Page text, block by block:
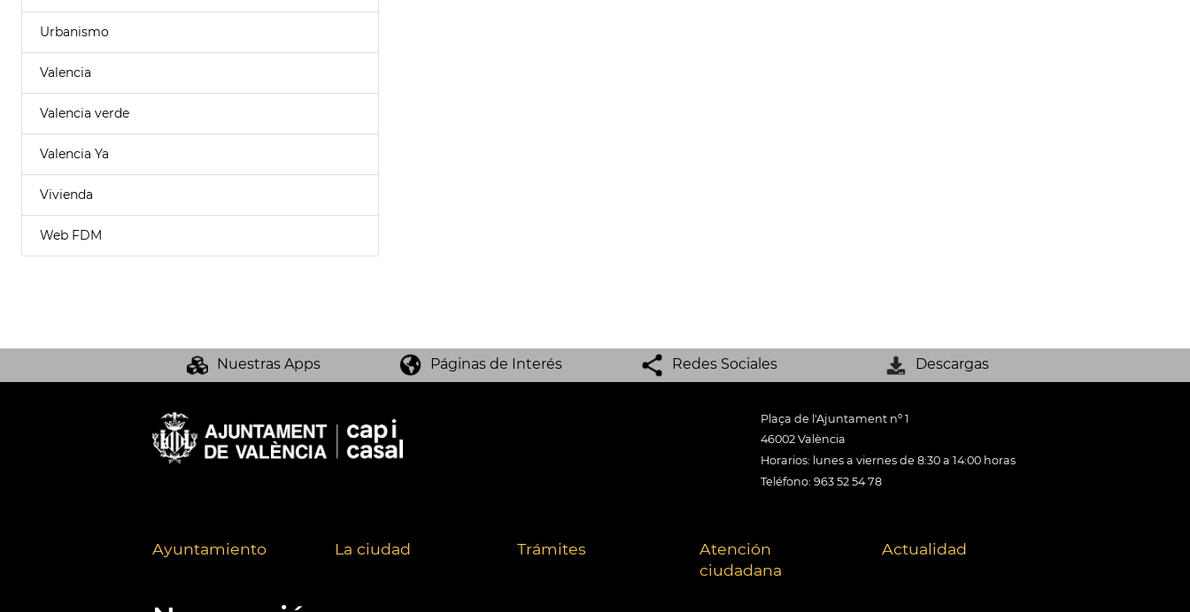
Urbanismo
Valencia
Valencia verde
Valencia Ya
Vivienda
Web FDM
Nuestras Apps Páginas de Interés Redes Sociales Descargas
Plaça de l'Ajuntament nº 1
46002 València
Horarios: lunes a viernes de 8:30 a 14:00 horas
Teléfono: 963 52 54 78
Ayuntamiento La ciudad Trámites
Atención
ciudadana
Actualidad